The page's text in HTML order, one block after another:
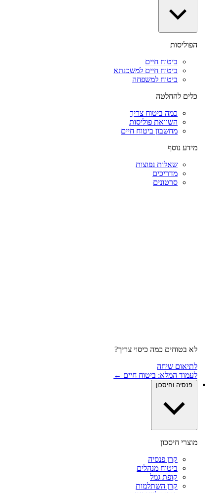
הפוליסות
ביטוח חיים
ביטוח חיים למשכנתא
ביטוח למשפחה
כלים להחלטה
כמה ביטוח צריך
השוואת פוליסות
מחשבון ביטוח חיים
מידע נוסף
שאלות נפוצות
מדריכים
סרטונים
לא בטוחים כמה כיסוי צריך?
לתיאום שיחה
לעמוד המלא: ביטוח חיים ←
פנסיה וחיסכון
מוצרי חיסכון
קרן פנסיה
ביטוח מנהלים
קופת גמל
קרן השתלמות